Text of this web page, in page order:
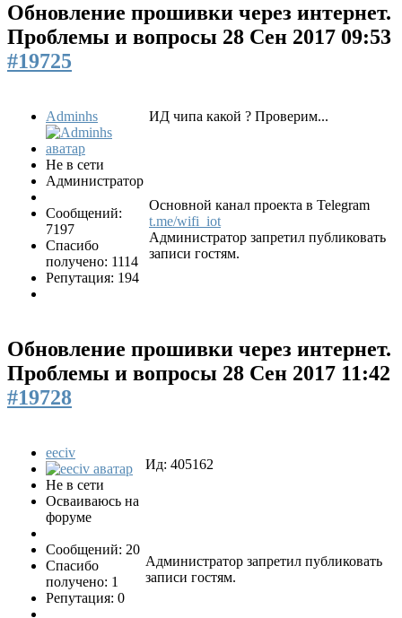
Обновление прошивки через интернет.
Проблемы и вопросы 28 Сен 2017 09:53
#19725
Adminhs
Не в сети
Администратор
Сообщений:
7197
Спасибо
получено: 1114
Репутация: 194
ИД чипа какой ? Проверим...
Основной канал проекта в Telegram
t.me/wifi_iot
Администратор запретил публиковать
записи гостям.
Обновление прошивки через интернет.
Проблемы и вопросы 28 Сен 2017 11:42
#19728
eeciv
Не в сети
Осваиваюсь на
форуме
Сообщений: 20
Спасибо
получено: 1
Репутация: 0
Ид: 405162
Администратор запретил публиковать
записи гостям.